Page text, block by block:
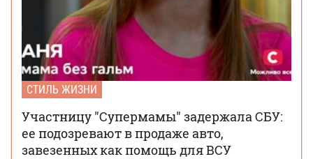
СТИЛЬ ЖИЗНИ
Участницу "Супермамы" задержала СБУ:
ее подозревают в продаже авто,
завезенных как помощь для ВСУ